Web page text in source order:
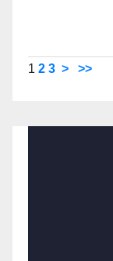
1 2 3 > >>